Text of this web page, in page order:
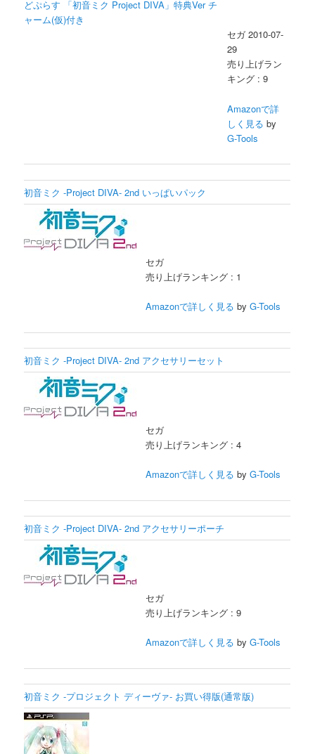
セガ 2010-07-
29
売り上げラン
キング : 9
Amazonで詳
しく見る by
G-Tools
初音ミク -Project DIVA- 2nd いっぱいパック
セガ
売り上げランキング : 1
Amazonで詳しく見る byG-Tools
初音ミク -Project DIVA- 2nd アクセサリーセット
セガ
売り上げランキング : 4
Amazonで詳しく見る byG-Tools
初音ミク -Project DIVA- 2nd アクセサリーポーチ
セガ
売り上げランキング : 9
Amazonで詳しく見る byG-Tools
初音ミク -プロジェクト ディーヴァ- お買い得版(通常版)